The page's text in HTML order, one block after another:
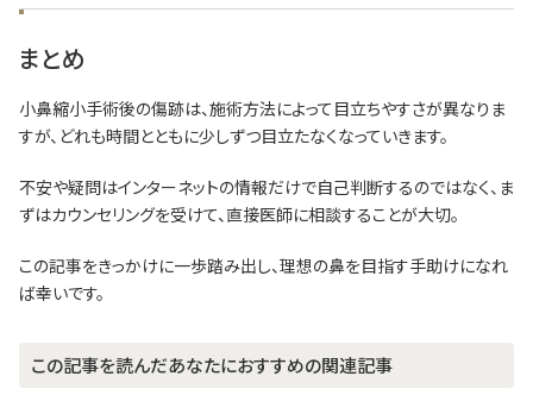
まとめ
小鼻縮小手術後の傷跡は、施術方法によって目立ちやすさが異なりま
すが、どれも時間とともに少しずつ目立たなくなっていきます。
不安や疑問はインターネットの情報だけで自己判断するのではなく、ま
ずはカウンセリングを受けて、直接医師に相談することが大切。
この記事をきっかけに一歩踏み出し、理想の鼻を目指す手助けになれ
ば幸いです。
この記事を読んだあなたにおすすめの関連記事